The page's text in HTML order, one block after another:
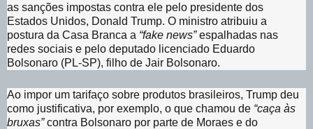
as sanções impostas contra ele pelo presidente dos
Estados Unidos, Donald Trump. O ministro atribuiu a
postura da Casa Branca a “fake news”espalhadas nas
redes sociais e pelo deputado licenciado Eduardo
Bolsonaro (PL-SP), filho de Jair Bolsonaro.
Ao impor um tarifaço sobre produtos brasileiros, Trump deu
como justificativa, por exemplo, o que chamou de “caça às
bruxas”contra Bolsonaro por parte de Moraes e do